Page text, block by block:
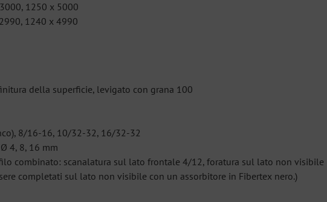
1250 x 5000
1240 x 4990
della superficie, levigato con grana 100
8/16-16, 10/32-32, 16/32-32
4, 8, 16 mm
combinato: scanalatura sul lato frontale 4/12, foratura sul lato non
completati sul lato non visibile con un assorbitore in Fibertex nero.)